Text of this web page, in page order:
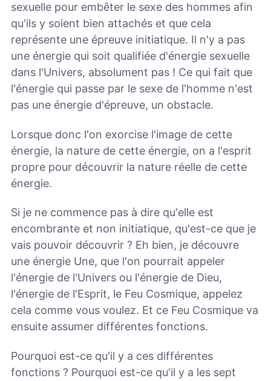
sexuelle pour embêter le sexe des hommes afin
qu'ils y soient bien attachés et que cela
représente une épreuve initiatique. Il n'y a pas
une énergie qui soit qualifiée d'énergie sexuelle
dans l'Univers, absolument pas ! Ce qui fait que
l'énergie qui passe par le sexe de l'homme n'est
pas une énergie d'épreuve, un obstacle.
Lorsque donc l'on exorcise l'image de cette
énergie, la nature de cette énergie, on a l'esprit
propre pour découvrir la nature réelle de cette
énergie.
Si je ne commence pas à dire qu'elle est
encombrante et non initiatique, qu'est-ce que je
vais pouvoir découvrir ? Eh bien, je découvre
une énergie Une, que l'on pourrait appeler
l'énergie de l'Univers ou l'énergie de Dieu,
l'énergie de l'Esprit, le Feu Cosmique, appelez
cela comme vous voulez. Et ce Feu Cosmique va
ensuite assumer différentes fonctions.
Pourquoi est-ce qu'il y a ces différentes
fonctions ? Pourquoi est-ce qu'il y a les sept